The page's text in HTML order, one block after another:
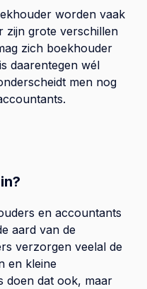
worden vaak
zijn grote verschillen
zich boekhouder
daarentegen wél
men nog
en accountants
aard van de
verzorgen veelal de
en kleine
doen dat ook, maar